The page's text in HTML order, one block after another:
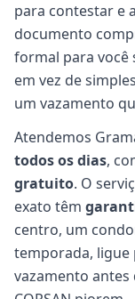
para contestar e
documento
formal para você
em vez de
um vazamento
Atendemos
todos os dias,
gratuito. O
exato têm
centro, um
temporada, ligue
vazamento